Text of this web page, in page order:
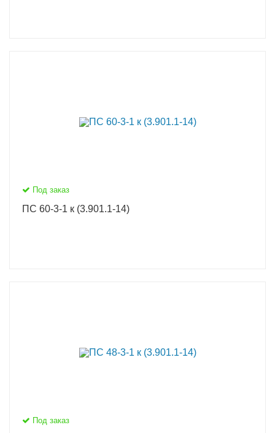
Под заказ
ПС 60-3-1 к (3.901.1-14)
Под заказ